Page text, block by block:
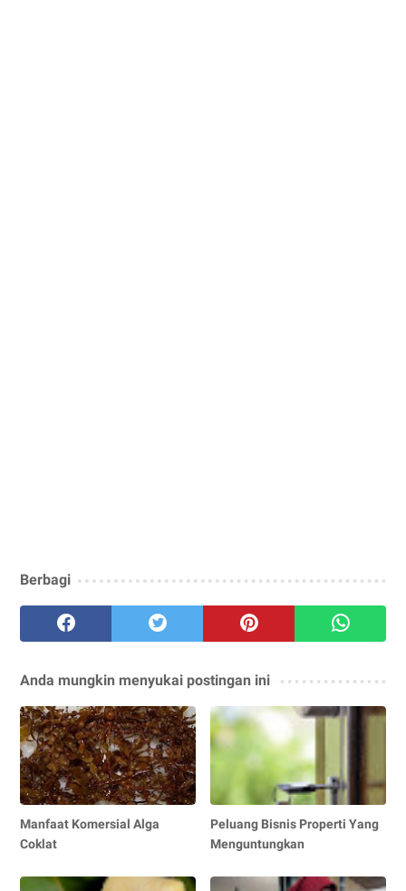
Berbagi
Anda mungkin menyukai postingan ini
Manfaat Komersial Alga
Coklat
Peluang Bisnis Properti Yang
Menguntungkan